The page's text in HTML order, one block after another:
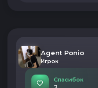
Agent Ponio
Игрок
Спасибок